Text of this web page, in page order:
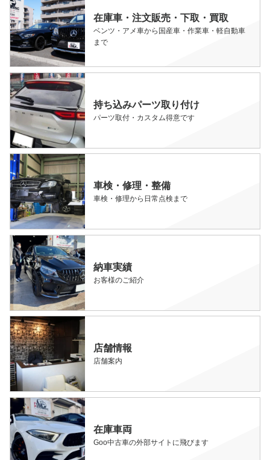
在庫車・注文販売・下取・買取
ベンツ・アメ車から国産車・作業車・軽自動車
まで
持ち込みパーツ取り付け
パーツ取付・カスタム得意です
車検・修理・整備
車検・修理から日常点検まで
納車実績
お客様のご紹介
店舗情報
店舗案内
在庫車両
Goo中古車の外部サイトに飛びます